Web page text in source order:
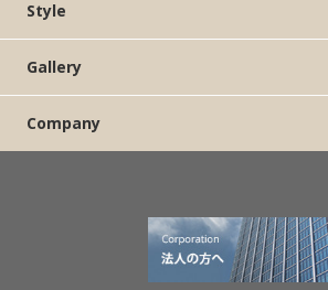
Style
Gallery
Company